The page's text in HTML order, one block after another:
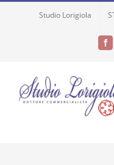
Studio Lorigiola